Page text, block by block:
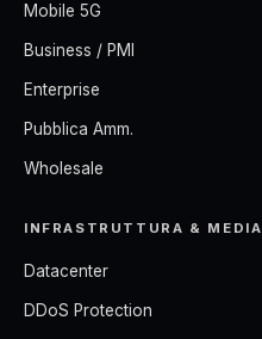
Mobile 5G
Business / PMI
Enterprise
Pubblica Amm.
Wholesale
INFRASTRUTTURA & MEDIA
Datacenter
DDoS Protection